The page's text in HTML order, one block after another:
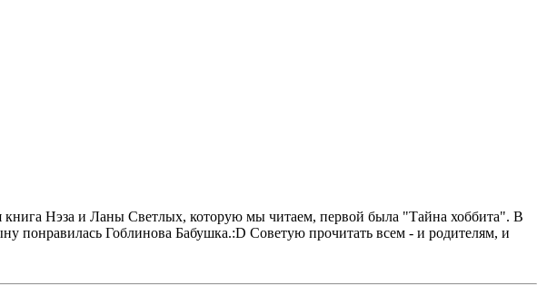
Нэза и Ланы Светлых, которую мы читаем, первой была "Тайна хоббита". В
понравилась Гоблинова Бабушка.:D Советую прочитать всем - и родителям, и